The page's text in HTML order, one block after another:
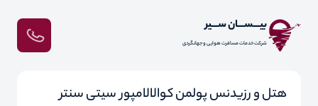
بیـــســـان ســـیر
شرکت خدمات مسافرت هوایی و جهانگردی
هتل و رزیدنس پولمن کوالالامپور سیتی سنتر